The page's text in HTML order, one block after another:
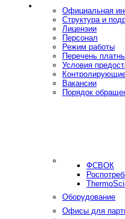
Официальная
Структура и
Лицензии
Персонал
Режим работы
Перечень
Условия
Вакансии
Порядок
ФСВОК
Оборудование
Офисы для